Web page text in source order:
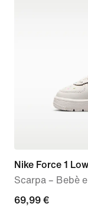
Nike Force 1 Low
Scarpa – Bebè
69,99
69,99 €